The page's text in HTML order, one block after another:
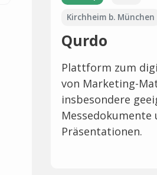
Kirchheim b. München
Qurdo
Plattform zum
von Marketing-
insbesondere
Messedokumente
Präsentationen.